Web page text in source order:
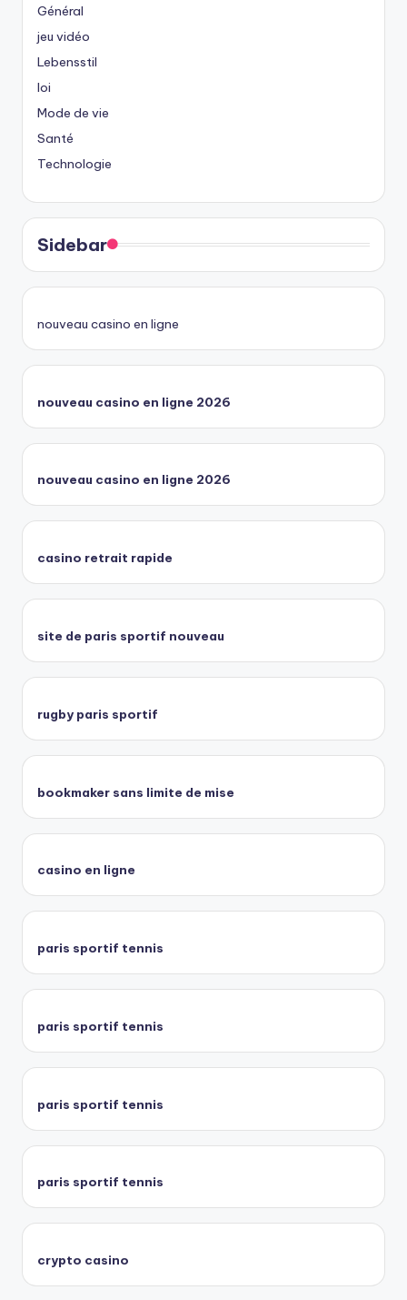
Général
jeu vidéo
Lebensstil
loi
Mode de vie
Santé
Technologie
Sidebar
nouveau casino en ligne
nouveau casino en ligne 2026
nouveau casino en ligne 2026
casino retrait rapide
site de paris sportif nouveau
rugby paris sportif
bookmaker sans limite de mise
casino en ligne
paris sportif tennis
paris sportif tennis
paris sportif tennis
paris sportif tennis
crypto casino